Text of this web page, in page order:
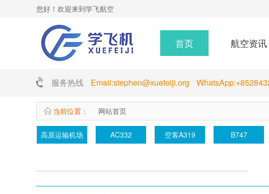
您好！欢迎来到学飞航空
首页 航空资讯
服务热线 Email:stephen@xuefeiji.org
当前位置： 网站首页
高原运输机场 AC332 空客A319 B747